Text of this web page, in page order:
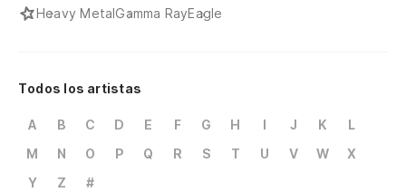
Heavy MetalGamma RayEagle
Todos los artistas
A B C D E F G H I J K
L
M
N O P Q R S T U V W
X
Y
Z #